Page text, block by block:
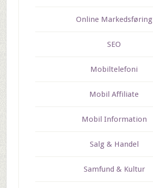
Online Markedsføring
SEO
Mobiltelefoni
Mobil Affiliate
Mobil Information
Salg & Handel
Samfund & Kultur